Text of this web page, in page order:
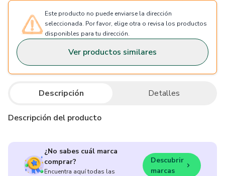
Este producto no puede enviarse la dirección
seleccionada. Por favor, elige otra o revisa los productos
disponibles para tu dirección.
Ver productos similares
Descripción Detalles
Descripción del producto
¿No sabes cuál marca
comprar?
Encuentra aquí todas las
Descubrir
marcas